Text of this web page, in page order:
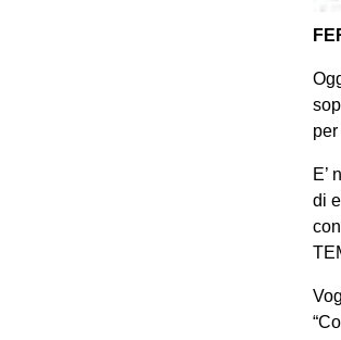
E’
di